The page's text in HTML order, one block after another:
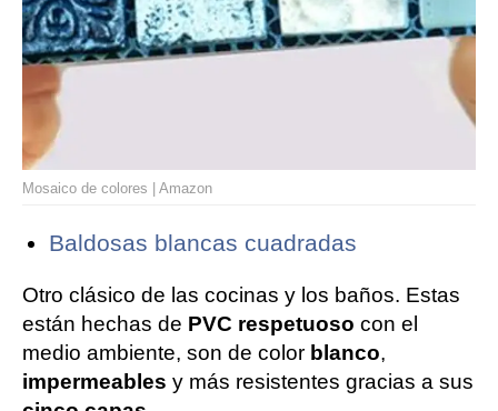
Mosaico de colores | Amazon
Baldosas blancas cuadradas
Otro clásico de las cocinas y los baños. Estas
están hechas de PVC respetuoso con el
medio ambiente, son de color blanco,
impermeables y más resistentes gracias a sus